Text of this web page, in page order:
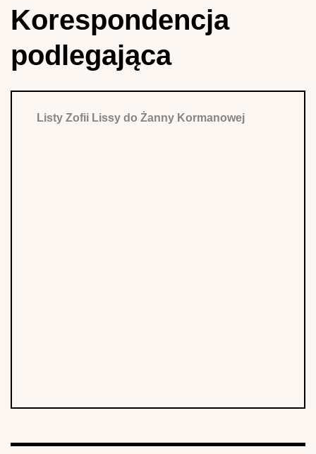
Korespondencja
podlegająca
Listy Zofii Lissy do Żanny Kormanowej